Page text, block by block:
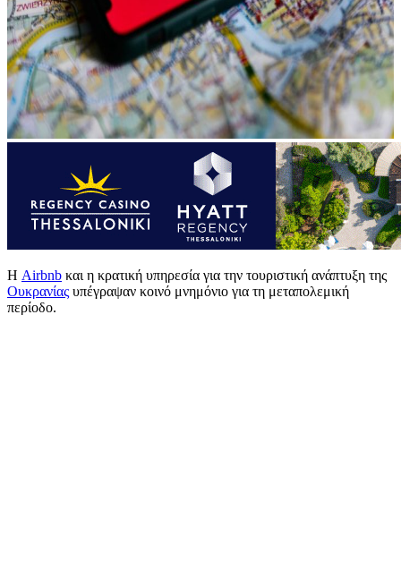
Η Airbnb και η κρατική υπηρεσία για την τουριστική ανάπτυξη της
Ουκρανίας υπέγραψαν κοινό μνημόνιο για τη μεταπολεμική
περίοδο.